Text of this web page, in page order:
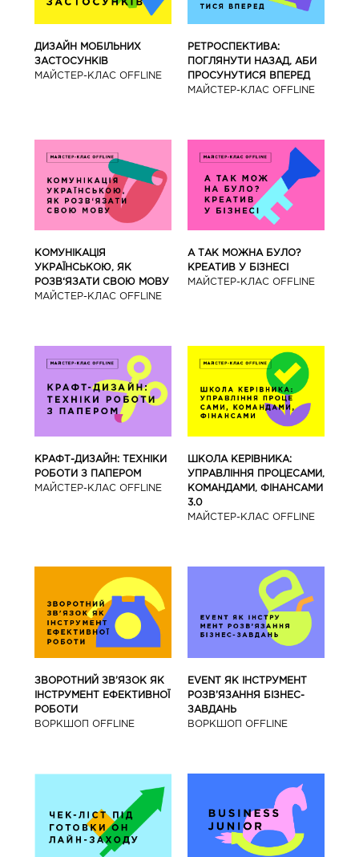
ДИЗАЙН МОБІЛЬНИХ
ЗАСТОСУНКІВ
МАЙCТЕР-КЛАС OFFLINE
РЕТРОСПЕКТИВА:
ПОГЛЯНУТИ НАЗАД, АБИ
ПРОСУНУТИСЯ ВПЕРЕД
МАЙCТЕР-КЛАС OFFLINE
КОМУНІКАЦІЯ
УКРАЇНСЬКОЮ, ЯК
РОЗВ‘ЯЗАТИ СВОЮ МОВУ
МАЙCТЕР-КЛАС OFFLINE
А ТАК МОЖНА БУЛО?
КРЕАТИВ У БІЗНЕСІ
МАЙCТЕР-КЛАС OFFLINE
КРАФТ-ДИЗАЙН: ТЕХНІКИ
РОБОТИ З ПАПЕРОМ
МАЙCТЕР-КЛАС OFFLINE
ШКОЛА КЕРІВНИКА:
УПРАВЛІННЯ ПРОЦЕСАМИ,
КОМАНДАМИ, ФІНАНСАМИ
3.0
МАЙCТЕР-КЛАС OFFLINE
ЗВОРОТНИЙ ЗВ’ЯЗОК ЯК
ІНСТРУМЕНТ ЕФЕКТИВНОЇ
РОБОТИ
ВОРКШОП OFFLINE
EVENT ЯК ІНСТРУМЕНТ
РОЗВ’ЯЗАННЯ БІЗНЕС-
ЗАВДАНЬ
ВОРКШОП OFFLINE